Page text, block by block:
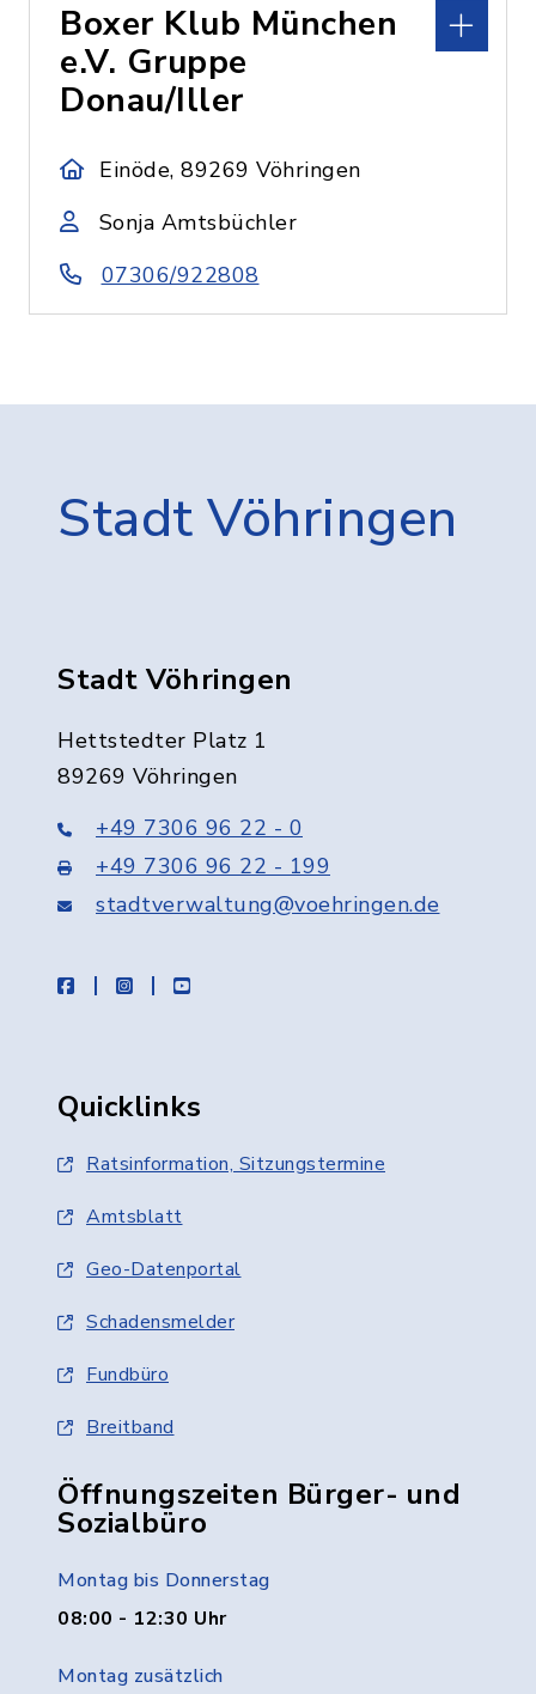
Boxer Klub München
e.V. Gruppe
Donau/Iller
Einöde, 89269 Vöhringen
Sonja Amtsbüchler
07306/922808
Stadt Vöhringen
Stadt Vöhringen
Hettstedter Platz 1
89269 Vöhringen
+49 7306 96 22 - 0
+49 7306 96 22 - 199
stadtverwaltung@voehringen.de
facebookinstagramyoutube
Quicklinks
Ratsinformation, Sitzungstermine
Amtsblatt
Geo-Datenportal
Schadensmelder
Fundbüro
Breitband
Öffnungszeiten Bürger- und
Sozialbüro
Montag bis Donnerstag
08:00 - 12:30 Uhr
Montag zusätzlich